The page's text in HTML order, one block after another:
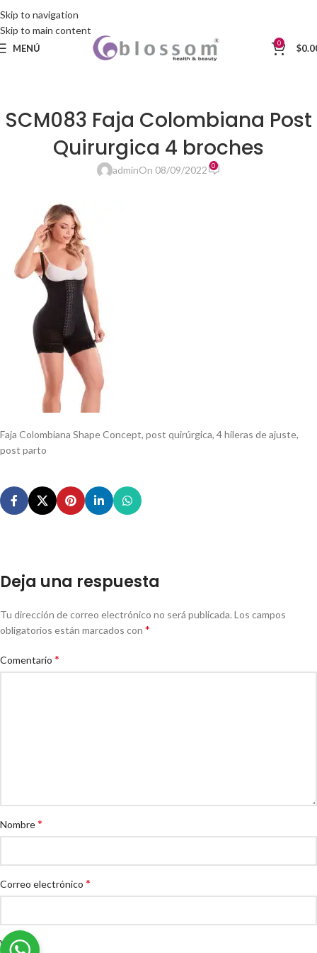
Skip to navigation
Skip to main content
MENÚ 0 $
SCM083 Faja Colombiana Post
Quirurgica 4 broches
adminOn 08/09/2022 0
Faja Colombiana Shape Concept, post quirúrgica, 4 hileras de ajuste,
post parto
Deja una respuesta
Tu dirección de correo electrónico no será publicada. Los campos
obligatorios están marcados con *
Comentario *
Nombre*
Correo electrónico *
Web